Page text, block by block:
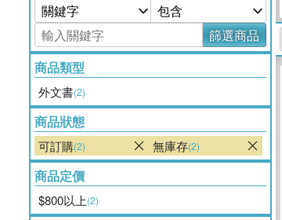
篩選商品
商品類型
外文書(2)
商品狀態
可訂購(2) 無庫存(2)
商品定價
$800以上(2)